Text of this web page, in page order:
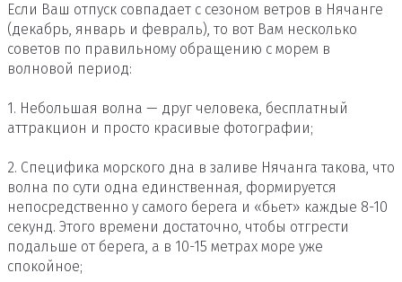
Если Ваш отпуск совпадает с сезоном ветров в Нячанге
(декабрь, январь и февраль), то вот Вам несколько
советов по правильному обращению с морем в
волновой период:
1. Небольшая волна — друг человека, бесплатный
аттракцион и просто красивые фотографии;
2. Специфика морского дна в заливе Нячанга такова, что
волна по сути одна единственная, формируется
непосредственно у самого берега и «бьет» каждые 8-10
секунд. Этого времени достаточно, чтобы отгрести
подальше от берега, а в 10-15 метрах море уже
спокойное;